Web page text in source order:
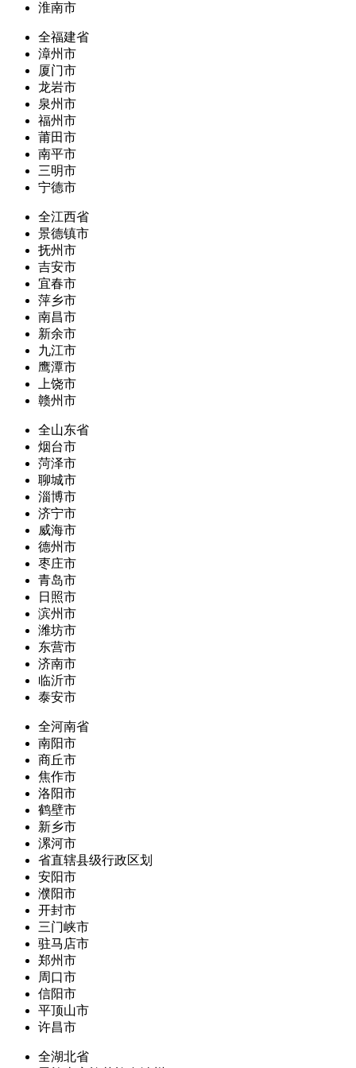
淮南市
全福建省
漳州市
厦门市
龙岩市
泉州市
福州市
莆田市
南平市
三明市
宁德市
全江西省
景德镇市
抚州市
吉安市
宜春市
萍乡市
南昌市
新余市
九江市
鹰潭市
上饶市
赣州市
全山东省
烟台市
菏泽市
聊城市
淄博市
济宁市
威海市
德州市
枣庄市
青岛市
日照市
滨州市
潍坊市
东营市
济南市
临沂市
泰安市
全河南省
南阳市
商丘市
焦作市
洛阳市
鹤壁市
新乡市
漯河市
省直辖县级行政区划
安阳市
濮阳市
开封市
三门峡市
驻马店市
郑州市
周口市
信阳市
平顶山市
许昌市
全湖北省